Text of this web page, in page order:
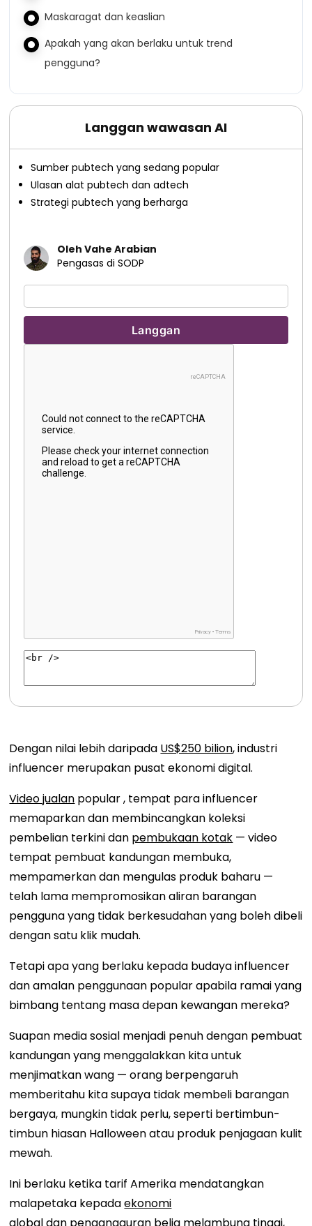
Maskaragat dan keaslian
Apakah yang akan berlaku untuk trend
pengguna?
Langgan wawasan AI
Sumber pubtech yang sedang popular
Ulasan alat pubtech dan adtech
Strategi pubtech yang berharga
Oleh Vahe Arabian
Pengasas di SODP
Dengan nilai lebih daripada US$250 bilion, industri
influencer merupakan pusat ekonomi digital.
Video jualan popular , tempat para influencer
memaparkan dan membincangkan koleksi
pembelian terkini dan pembukaan kotak — video
tempat pembuat kandungan membuka,
mempamerkan dan mengulas produk baharu —
telah lama mempromosikan aliran barangan
pengguna yang tidak berkesudahan yang boleh dibeli
dengan satu klik mudah.
Tetapi apa yang berlaku kepada budaya influencer
dan amalan penggunaan popular apabila ramai yang
bimbang tentang masa depan kewangan mereka?
Suapan media sosial menjadi penuh dengan pembuat
kandungan yang menggalakkan kita untuk
menjimatkan wang — orang berpengaruh
memberitahu kita supaya tidak membeli barangan
bergaya, mungkin tidak perlu, seperti bertimbun-
timbun hiasan Halloween atau produk penjagaan kulit
mewah.
Ini berlaku ketika tarif Amerika mendatangkan
malapetaka kepadaekonomi